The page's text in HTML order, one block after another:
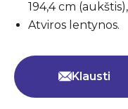
194,4 cm (aukštis),
Atviros lentynos.
Klausti